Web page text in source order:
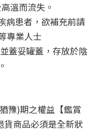
溫而流失。
病患者，欲補充前請
專業人士
蓋妥罐蓋，存放於陰
豫)期之權益【鑑賞
貨商品必須是全新狀